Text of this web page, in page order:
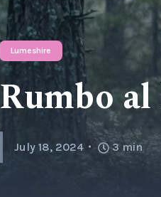
Lumeshire
Rumbo
July 18, 2024 3 min